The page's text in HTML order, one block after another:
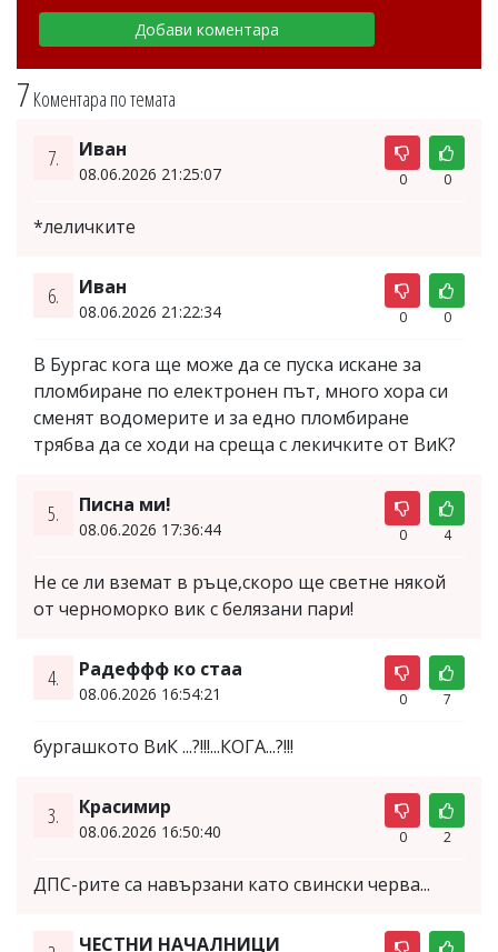
7 Коментара по темата
7. Иван
08.06.2026 21:25:07 0 0
*леличките
6. Иван
08.06.2026 21:22:34 0 0
В Бургас кога ще може да се пуска искане за
пломбиране по електронен път, много хора си
сменят водомерите и за едно пломбиране
трябва да се ходи на среща с лекичките от ВиК?
5. Писна ми!
08.06.2026 17:36:44 0 4
Не се ли вземат в ръце,скоро ще светне някой
от черноморко вик с белязани пари!
4. Радеффф ко стаа
08.06.2026 16:54:21 0 7
бургашкото ВиК ...?!!!...КОГА...?!!!
3. Красимир
08.06.2026 16:50:40 0 2
ДПС-рите са навързани като свински черва...
ЧЕСТНИ НАЧАЛНИЦИ